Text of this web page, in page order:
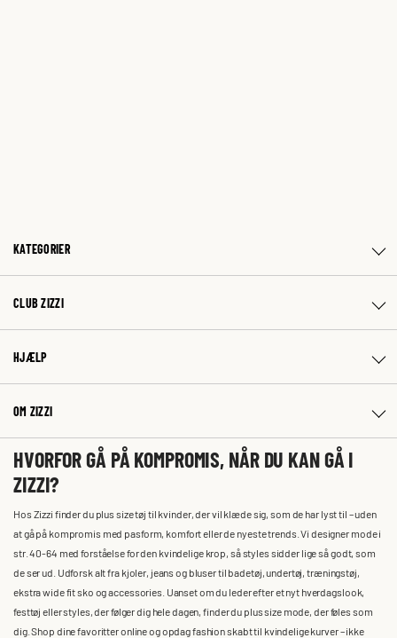
KATEGORIER
CLUB ZIZZI
HJÆLP
OM ZIZZI
HVORFOR GÅ PÅ KOMPROMIS, NÅR DU KAN GÅ I
ZIZZI?
Hos Zizzi finder du plus size tøj til kvinder, der vil klæde sig, som de har lyst til – uden
at gå på kompromis med pasform, komfort eller de nyeste trends. Vi designer mode i
str. 40-64 med forståelse for den kvindelige krop, så styles sidder lige så godt, som
de ser ud. Udforsk alt fra kjoler, jeans og bluser til badetøj, undertøj, træningstøj,
ekstra wide fit sko og accessories. Uanset om du leder efter et nyt hverdagslook,
festtøj eller styles, der følger dig hele dagen, finder du plus size mode, der føles som
dig. Shop dine favoritter online og opdag fashion skabt til kvindelige kurver – ikke